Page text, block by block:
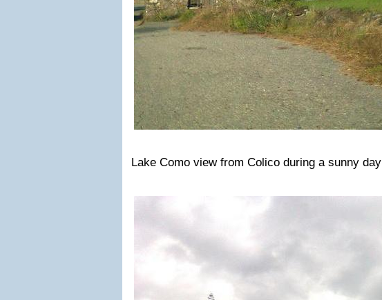
Lake Como view from Colico during a sunny day